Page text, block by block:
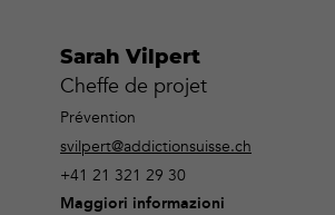
Sarah Vilpert
Cheffe de projet
Prévention
svilpert@addictionsuisse.ch
+41 21 321 29 30
Maggiori informazioni